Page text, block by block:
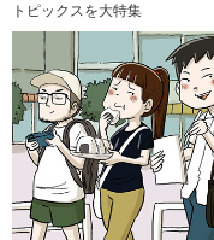
トピックスを大特集